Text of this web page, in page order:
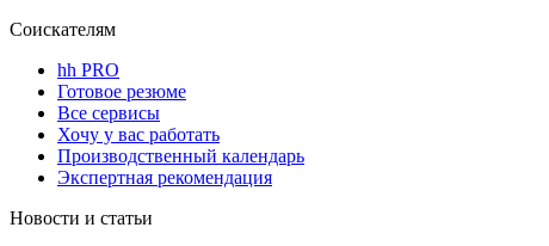
Соискателям
hh PRO
Готовое резюме
Все сервисы
Хочу у вас работать
Производственный календарь
Экспертная рекомендация
Новости и статьи